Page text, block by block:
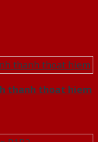
thanh thoat hiem